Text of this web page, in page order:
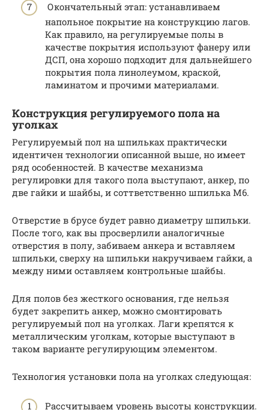
Окончательный этап: устанавливаем
напольное покрытие на конструкцию лагов.
Как правило, на регулируемые полы в
качестве покрытия используют фанеру или
ДСП, она хорошо подходит для дальнейшего
покрытия пола линолеумом, краской,
ламинатом и прочими материалами.
Конструкция регулируемого пола на
уголках
Регулируемый пол на шпильках практически
идентичен технологии описанной выше, но имеет
ряд особенностей. В качестве механизма
регулировки для такого пола выступают, анкер, по
две гайки и шайбы, и соттветственно шпилька М6.
Отверстие в брусе будет равно диаметру шпильки.
После того, как вы просверлили аналогичные
отверстия в полу, забиваем анкера и вставляем
шпильки, сверху на шпильки накручиваем гайки, а
между ними оставляем контрольные шайбы.
Для полов без жесткого основания, где нельзя
будет закрепить анкер, можно смонтировать
регулируемый пол на уголках. Лаги крепятся к
металлическим уголкам, которые выступают в
таком варианте регулирующим элементом.
Технология установки пола на уголках следующая:
Рассчитываем уровень высоты конструкции.